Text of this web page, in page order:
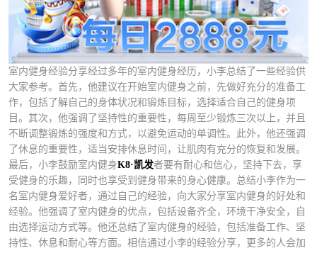
室内健身经验分享经过多年的室内健身经历，小李总结了一些经验供
大家参考。首先，他建议在开始室内健身之前，先做好充分的准备工
作，包括了解自己的身体状况和锻炼目标，选择适合自己的健身项
目。其次，他强调了坚持性的重要性，每周至少锻炼三次以上，并且
不断调整锻炼的强度和方式，以避免运动的单调性。此外，他还强调
了休息的重要性，适当安排休息时间，让肌肉有充分的恢复和发展。
最后，小李鼓励室内健身K8·凯发者要有耐心和信心，坚持下去，享
受健身的乐趣，同时也享受到健身带来的身心健康。总结小李作为一
名室内健身爱好者，通过自己的经验，向大家分享室内健身的好处和
经验。他强调了室内健身的优点，包括设备齐全，环境干净安全，自
由选择运动方式等。他还总结了室内健身的经验，包括准备工作、坚
持性、休息和耐心等方面。相信通过小李的经验分享，更多的人会加